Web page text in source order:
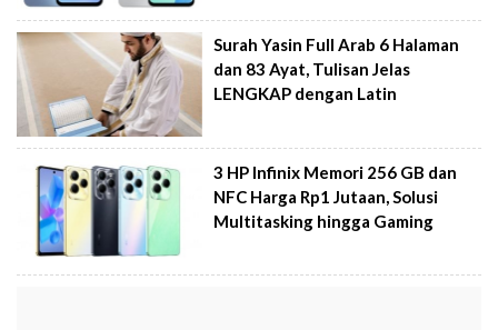
Surah Yasin Full Arab 6 Halaman
dan 83 Ayat, Tulisan Jelas
LENGKAP dengan Latin
3 HP Infinix Memori 256 GB dan
NFC Harga Rp1 Jutaan, Solusi
Multitasking hingga Gaming